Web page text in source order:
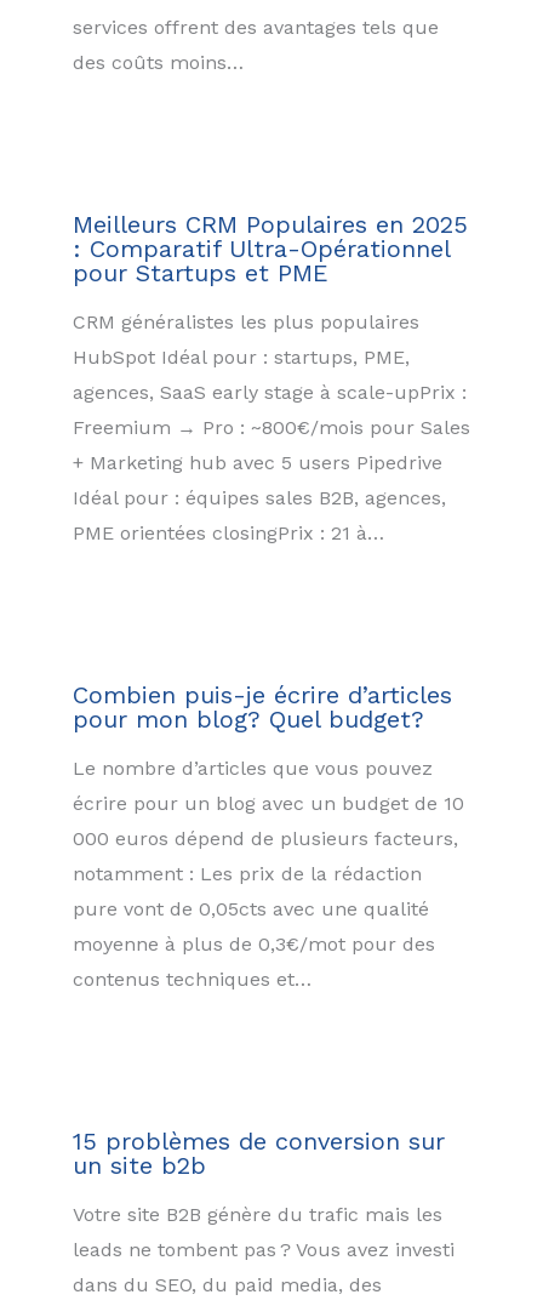
services offrent des avantages tels que
des coûts moins…
Meilleurs CRM Populaires en 2025
: Comparatif Ultra-Opérationnel
pour Startups et PME
CRM généralistes les plus populaires
HubSpot Idéal pour : startups, PME,
agences, SaaS early stage à scale-upPrix :
Freemium → Pro : ~800€/mois pour Sales
+ Marketing hub avec 5 users Pipedrive
Idéal pour : équipes sales B2B, agences,
PME orientées closingPrix : 21 à…
Combien puis-je écrire d’articles
pour mon blog? Quel budget?
Le nombre d’articles que vous pouvez
écrire pour un blog avec un budget de 10
000 euros dépend de plusieurs facteurs,
notamment : Les prix de la rédaction
pure vont de 0,05cts avec une qualité
moyenne à plus de 0,3€/mot pour des
contenus techniques et…
15 problèmes de conversion sur
un site b2b
Votre site B2B génère du trafic mais les
leads ne tombent pas ? Vous avez investi
dans du SEO, du paid media, des